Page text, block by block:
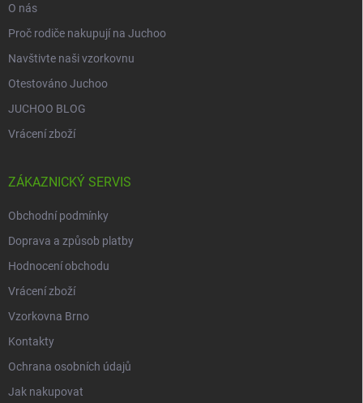
O nás
Proč rodiče nakupují na Juchoo
Navštivte naši vzorkovnu
Otestováno Juchoo
JUCHOO BLOG
Vrácení zboží
ZÁKAZNICKÝ SERVIS
Obchodní podmínky
Doprava a způsob platby
Hodnocení obchodu
Vrácení zboží
Vzorkovna Brno
Kontakty
Ochrana osobních údajů
Jak nakupovat